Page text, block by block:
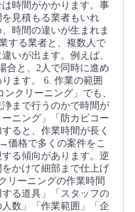
時間がかかります。事
見積もる業者もいれ
時間の違いが生まれま
する業者と、複数人で
いが出ます。例えば、
合と、2人で同時に進め
ます。 6. 作業の範囲
クリーニング」でも、
まで行うのかで時間が
ニング」「防カビコー
ると、作業時間が長く
価格で多くの案件をこ
る傾向があります。逆
かけて細部まで仕上げ
リーニングの作業時間
る道具」「スタッフの
数」「作業範囲」「企